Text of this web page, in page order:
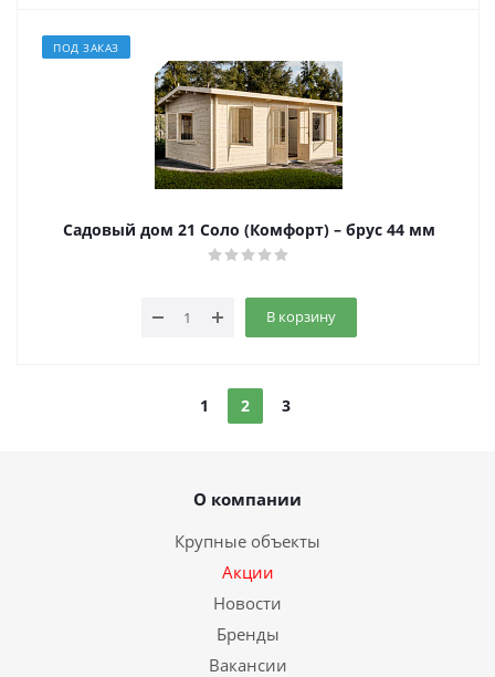
ПОД ЗАКАЗ
Садовый дом 21 Соло (Комфорт) – брус 44 мм
В корзину
1 2 3
О компании
Крупные объекты
Акции
Новости
Бренды
Вакансии